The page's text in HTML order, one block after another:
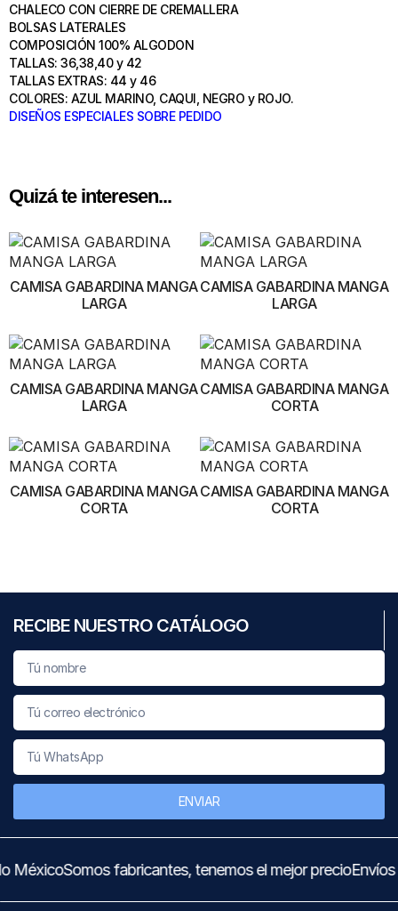
CHALECO CON CIERRE DE CREMALLERA
BOLSAS LATERALES
COMPOSICIÓN 100% ALGODON
TALLAS: 36,38,40 y 42
TALLAS EXTRAS: 44 y 46
COLORES: AZUL MARINO, CAQUI, NEGRO y ROJO.
DISEÑOS ESPECIALES SOBRE PEDIDO
Quizá te interesen...
CAMISA GABARDINA MANGA
LARGA
CAMISA GABARDINA MANGA
LARGA
CAMISA GABARDINA MANGA
LARGA
CAMISA GABARDINA MANGA
CORTA
CAMISA GABARDINA MANGA
CORTA
CAMISA GABARDINA MANGA
CORTA
RECIBE NUESTRO CATÁLOGO
ENVIAR
MéxicoSomos fabricantes, tenemos el mejor precioEnvíos